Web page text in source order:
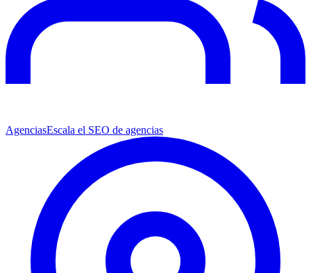
AgenciasEscala el SEO de agencias